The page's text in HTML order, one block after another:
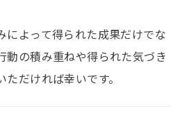
によって得られた成果だけでな
動の積み重ねや得られた気づき
だければ幸いです。